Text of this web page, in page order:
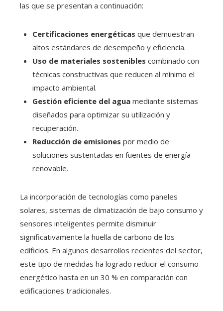
las que se presentan a continuación:
Certificaciones energéticas que demuestran
altos estándares de desempeño y eficiencia.
Uso de materiales sostenibles combinado con
técnicas constructivas que reducen al mínimo el
impacto ambiental.
Gestión eficiente del agua mediante sistemas
diseñados para optimizar su utilización y
recuperación.
Reducción de emisiones por medio de
soluciones sustentadas en fuentes de energía
renovable.
La incorporación de tecnologías como paneles
solares, sistemas de climatización de bajo consumo y
sensores inteligentes permite disminuir
significativamente la huella de carbono de los
edificios. En algunos desarrollos recientes del sector,
este tipo de medidas ha logrado reducir el consumo
energético hasta en un 30 % en comparación con
edificaciones tradicionales.